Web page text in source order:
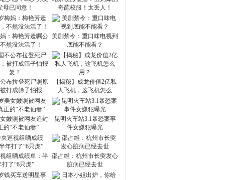
母已同意！
奇葩校服！太丢人！
：梅艳芳遗嘱公
然没法活了！
美剧禁令：重口味电视到
底能不能看？
布拉登死尸照原
打成筛子怕报
【揭秘】成龙价值2亿私
人飞机，这飞机怎么
嫩照被网友追封
的“不老仙妻”
昆明火车站3.1暴恐案事
件女嫌犯曝光
组晒成绩单：半
打了“6只虎”
邵占维：杭州市长突发心
脏病已经去世